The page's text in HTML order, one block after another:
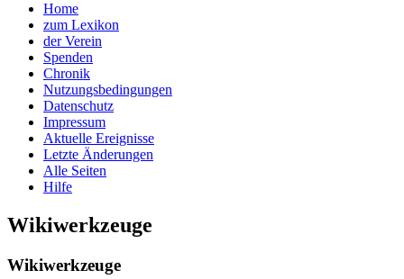
Home
zum Lexikon
der Verein
Spenden
Chronik
Nutzungsbedingungen
Datenschutz
Impressum
Aktuelle Ereignisse
Letzte Änderungen
Alle Seiten
Hilfe
Wikiwerkzeuge
Wikiwerkzeuge